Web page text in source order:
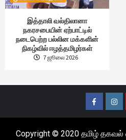
இத்தாலி வல்திலானா
நகரசபையின் ஏற்பாட்டில்
நடைபெற்ற பல்லின மக்களின்
நிகழ்வில் ஈழத்தமிழர்கள்
7 ஜூலை 2026
Facebook
Copyright © 2020 தமிழ்